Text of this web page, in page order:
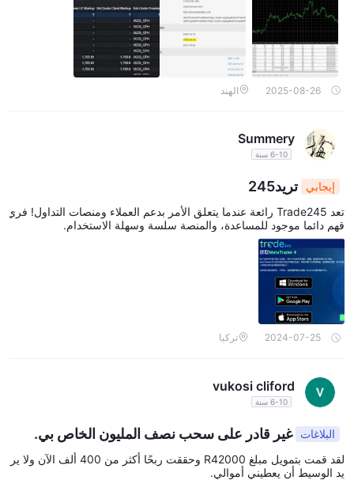
2025-08-26 الهند
Summery
6-10 سنة
إيجابي تريد245
تعد Trade245 رائعة عندما يتعلق الأمر بدعم العملاء ومنصات التداول! فري
قهم دائما موجود للمساعدة، والمنصة سلسة وسهلة الاستخدام.
2024-07-25 تركيا
vukosi cliford
6-10 سنة
البلاغات غير قادر على سحب نصف المليون الخاص بي.
لقد قمت بتمويل مبلغ R42000 وحققت ربحًا أكثر من 400 ألف الآن ولا ير
يد الوسيط أن يعطيني أموالي.